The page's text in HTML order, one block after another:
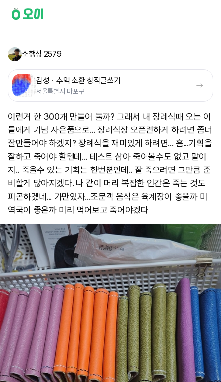
소행성 2579
감성ㆍ추억 소환 창작글쓰기
서울특별시 마포구
이런거 한 300개 만들어 둘까? 그래서 내 장례식때 오는 이
들에게 기념 사은품으로... 장례식장 오픈런하게 하려면 좀더
잘만들어야 하겠지? 장례식을 재미있게 하려면... 흠...기획을
잘하고 죽어야 할텐데... 테스트 삼아 죽어볼수도 없고 말이
지.. 죽을수 있는 기회는 한번뿐인데.. 잘 죽으려면 그만큼 준
비할게 많아지겠다. 나 같이 머리 복잡한 인간은 죽는 것도
피곤하겠네... 가만있자...조문객 음식은 육계장이 좋을까 미
역국이 좋은까 미리 먹어보고 죽어야겠다